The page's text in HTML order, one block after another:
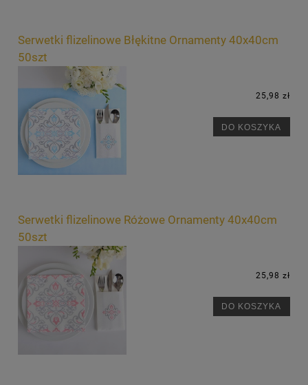
Serwetki flizelinowe Błękitne Ornamenty 40x40cm
50szt
25,98 zł
DO KOSZYKA
Serwetki flizelinowe Różowe Ornamenty 40x40cm
50szt
25,98 zł
DO KOSZYKA